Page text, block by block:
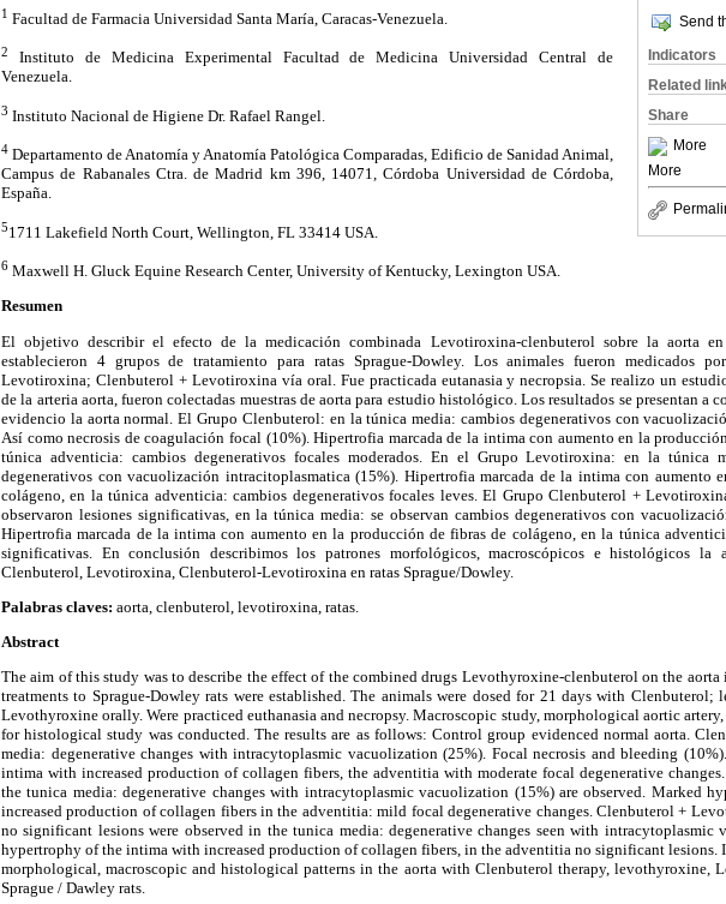
Send
Indicators
Related
Share
More
More
1 Facultad de Farmacia Universidad Santa María, Caracas-Venezuela.
2
Instituto de Medicina Experimental Facultad de Medicina Universidad Central de
Venezuela.
3 Instituto Nacional de Higiene Dr. Rafael Rangel.
4 Departamento de Anatomía y Anatomía Patológica Comparadas, Edificio de Sanidad Animal,
Campus de Rabanales Ctra. de Madrid km 396, 14071, Córdoba Universidad de Córdoba,
España.
51711 Lakefield North Court, Wellington, FL 33414 USA.
6 Maxwell H. Gluck Equine Research Center, University of Kentucky, Lexington USA.
Resumen
El objetivo describir el efecto de la medicación combinada Levotiroxina-clenbuterol sobre la aorta en
establecieron 4 grupos de tratamiento para ratas Sprague-Dowley. Los animales fueron medicados
Levotiroxina; Clenbuterol + Levotiroxina vía oral. Fue practicada eutanasia y necropsia. Se realizo un
de la arteria aorta, fueron colectadas muestras de aorta para estudio histológico. Los resultados se presentan
evidencio la aorta normal. El Grupo Clenbuterol: en la túnica media: cambios degenerativos con
Así como necrosis de coagulación focal (10%). Hipertrofia marcada de la intima con aumento en la
túnica adventicia: cambios degenerativos focales moderados. En el Grupo Levotiroxina: en la túnica
degenerativos con vacuolización intracitoplasmatica (15%). Hipertrofia marcada de la intima con aumento
colágeno, en la túnica adventicia: cambios degenerativos focales leves. El Grupo Clenbuterol +
observaron lesiones significativas, en la túnica media: se observan cambios degenerativos con
Hipertrofia marcada de la intima con aumento en la producción de fibras de colágeno, en la túnica
significativas. En conclusión describimos los patrones morfológicos, macroscópicos e histológicos la
Clenbuterol, Levotiroxina, Clenbuterol-Levotiroxina en ratas Sprague/Dowley.
Palabras claves: aorta, clenbuterol, levotiroxina, ratas.
Abstract
The aim of this study was to describe the effect of the combined drugs Levothyroxine-clenbuterol on the aorta
treatments to Sprague-Dowley rats were established. The animals were dosed for 21 days with
Levothyroxine orally. Were practiced euthanasia and necropsy. Macroscopic study, morphological aortic
for histological study was conducted. The results are as follows: Control group evidenced normal aorta.
media: degenerative changes with intracytoplasmic vacuolization (25%). Focal necrosis and bleeding
intima with increased production of collagen fibers, the adventitia with moderate focal degenerative
the tunica media: degenerative changes with intracytoplasmic vacuolization (15%) are observed. Marked
increased production of collagen fibers in the adventitia: mild focal degenerative changes. Clenbuterol +
no significant lesions were observed in the tunica media: degenerative changes seen with intracytoplasmic
hypertrophy of the intima with increased production of collagen fibers, in the adventitia no significant lesions.
morphological, macroscopic and histological patterns in the aorta with Clenbuterol therapy, levothyroxine,
Sprague / Dawley rats.